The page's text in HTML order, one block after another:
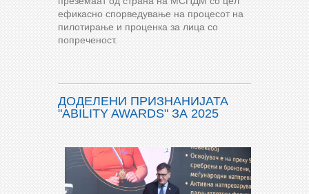
ефикасно спорведување на процесот на
пилотирање и проценка за лица со
попреченост.
ДОДЕЛЕНИ ПРИЗНАНИЈАТА
"ABILITY AWARDS" ЗА 2025